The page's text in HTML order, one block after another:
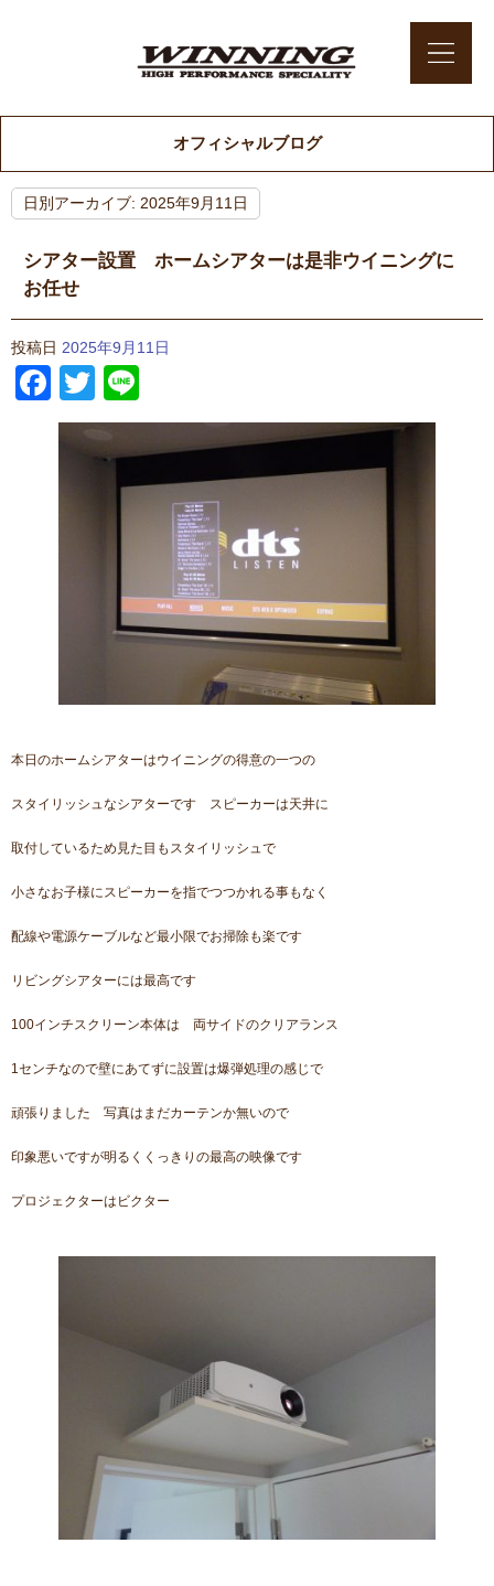
オフィシャルブログ
日別アーカイブ: 2025年9月11日
シアター設置 ホームシアターは是非ウイニングに
お任せ
投稿日 2025年9月11日
Facebook
Twitter
本日のホームシアターはウイニングの得意の一つの
スタイリッシュなシアターです スピーカーは天井に
取付しているため見た目もスタイリッシュで
小さなお子様にスピーカーを指でつつかれる事もなく
配線や電源ケーブルなど最小限でお掃除も楽です
リビングシアターには最高です
100インチスクリーン本体は 両サイドのクリアランス
1センチなので壁にあてずに設置は爆弾処理の感じで
頑張りました 写真はまだカーテンか無いので
印象悪いですが明るくくっきりの最高の映像です
プロジェクターはビクター